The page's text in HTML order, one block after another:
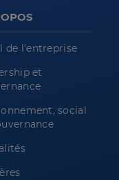
de l'entreprise
et
social